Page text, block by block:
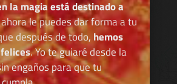
la magia está destinado a
le puedes dar forma a tu
después de todo, hemos
. Yo te guiaré desde la
engaños para que tu